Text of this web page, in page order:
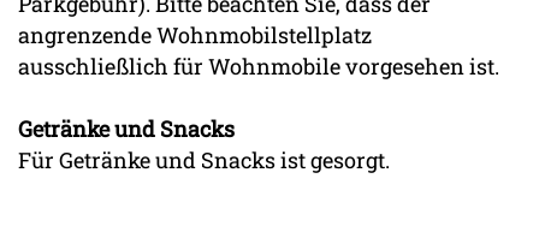
angrenzende Wohnmobilstellplatz
ausschließlich für Wohnmobile vorgesehen ist.
Getränke und Snacks
Für Getränke und Snacks ist gesorgt.